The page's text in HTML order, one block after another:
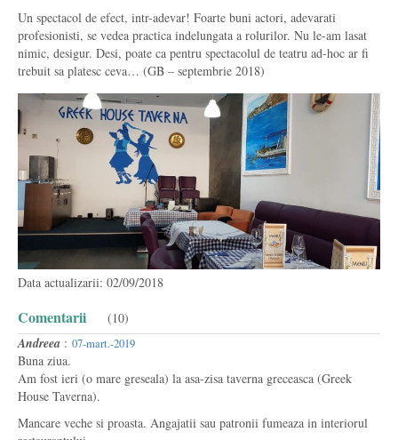
Un spectacol de efect, intr-adevar! Foarte buni actori, adevarati
profesionisti, se vedea practica indelungata a rolurilor. Nu le-am lasat
nimic, desigur. Desi, poate ca pentru spectacolul de teatru ad-hoc ar fi
trebuit sa platesc ceva… (GB – septembrie 2018)
Data actualizarii: 02/09/2018
Comentarii (10)
Andreea : 07-mart.-2019
Buna ziua.
Am fost ieri (o mare greseala) la asa-zisa taverna greceasca (Greek
House Taverna).
Mancare veche si proasta. Angajatii sau patronii fumeaza in interiorul